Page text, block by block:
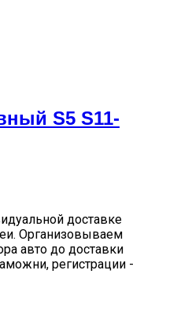
S5 S11-
доставке
Организовываем
авто до доставки
регистрации -